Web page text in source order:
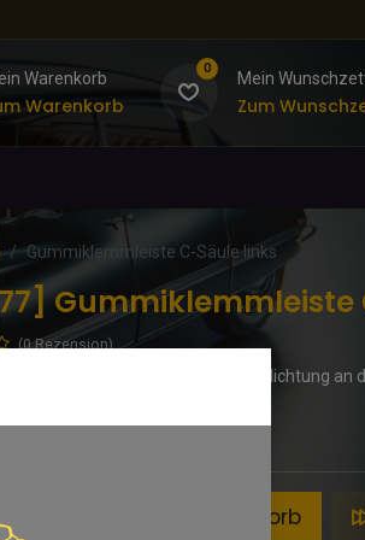
Warenkorb
Warenkorb
0
Mein
Zum
Gummiklemmleiste C-Säule links
Gummiklemmleiste
(0 Rezension)
gefertigte Klemmleiste für die Türdichtung an
In den Warenkorb